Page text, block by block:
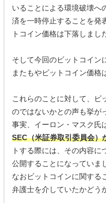
いることによる環境破壊へ
済を一時停止することを発
トコイン価格は下落しまし
そして今回のビットコイン
またもやビットコイン価格
これらのことに対して、ビ
のではないかとの声も挙が
事実、イーロン・マスク氏
SEC（米証券取引委員会）
トする際には、その内容に
公開することになっていま
なおビットコインに関する
弁護士を介していたかどう